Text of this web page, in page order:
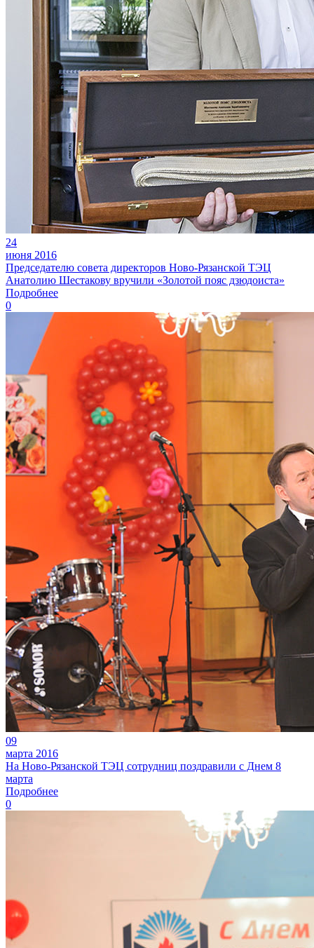
24
июня 2016
Председателю совета директоров Ново-Рязанской ТЭЦ
Анатолию Шестакову вручили «Золотой пояс дзюдоиста»
Подробнее
0
09
марта 2016
На Ново-Рязанской ТЭЦ сотрудниц поздравили с Днем 8
марта
Подробнее
0